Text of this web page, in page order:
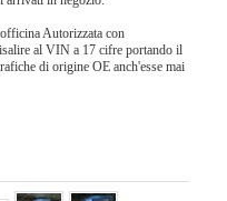
Autorizzata con
al VIN a 17 cifre portando il
di origine OE anch'esse mai